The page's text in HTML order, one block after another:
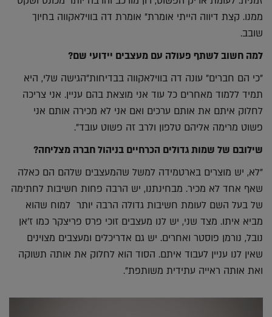
ממנו. קצת דיווה הייתי אומרת" אומרת דה בווילאקווה בחיוך
שובב.
למה חשוב לשתף פעולה עם מעצבים יידועי שם?
"כי הם חברים" עונה דה בווילאקווה בבדיחות"הגישה שלי, היא
תמיד ללמוד מאחרים כל עוד אני מוצאת בהם עניין. אני צריכה
לחלוק איתם את אותם ערכים ואם אני לא מכירה אותם אני
פשוט מרימה אליהם טלפון ולרב זה פשוט עובד".
שילובם של שמות גדולים הכרחיים בניהול חברה מצליחה?
"לא, יש מוצרים בארטמידה למשל שהמעצבים שלהם הם כאלה
שאף אחד לא מכיר. מבחינתנו, יש הרבה פחות חשיבות לחתימה
של בעל השם לעומת חשיבות גדולה הרבה יותר למוח שהוא
מביא איתו. מצד שני, יש לנו מעצבים זוכי פרס פריצקר כמו ז'אן
נובל, נורמן פוסטר ואחרים. יש גם אדריכלים ומעצבים מצוינים
שאין לנו עניין לעבוד איתם. הסוד הוא לחלוק את אותה תשוקה
ואת אותה ראייה עתידית משותפת".